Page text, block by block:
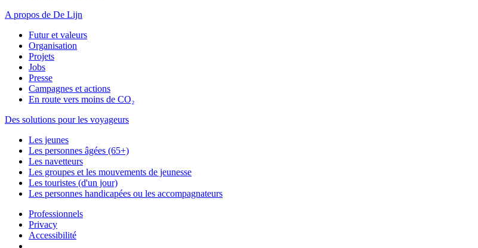
A propos de De Lijn
Futur et valeurs
Organisation
Projets
Jobs
Presse
Campagnes et actions
En route vers moins de CO₂
Des solutions pour les voyageurs
Les jeunes
Les personnes âgées (65+)
Les navetteurs
Les groupes et les mouvements de jeunesse
Les touristes (d'un jour)
Les personnes handicapées ou les accompagnateurs
Professionnels
Privacy
Accessibilité